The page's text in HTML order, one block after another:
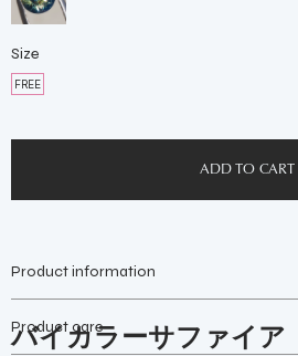
Size
FREE
Product information
バイカラーサファイア
Product care